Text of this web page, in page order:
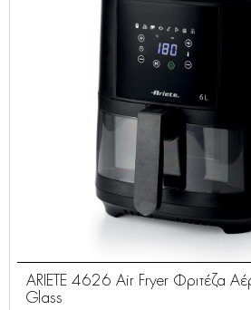
ARIETE 4626 Air Fryer Φριτέζα
Glass